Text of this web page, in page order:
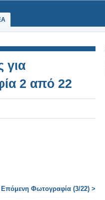
για
2 από 22
Επόμενη Φωτογραφία (3/22) >